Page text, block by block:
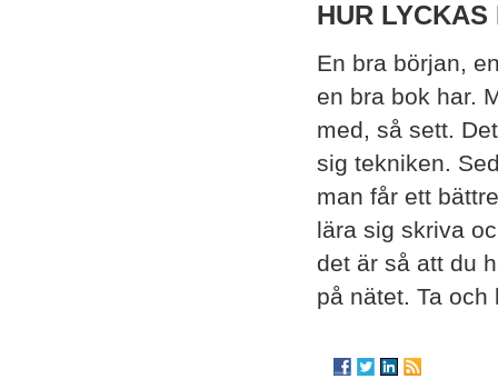
HUR LYCKAS
En bra början,
en bra bok har.
med, så sett.
sig tekniken.
man får ett
lära sig skriva
det är så att du
på nätet. Ta och